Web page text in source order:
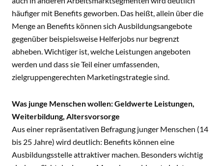
häufiger mit Benefits geworben. Das heißt, allein über die
Menge an Benefits können sich Ausbildungsangebote
gegenüber beispielsweise Helferjobs nur begrenzt
abheben. Wichtiger ist, welche Leistungen angeboten
werden und dass sie Teil einer umfassenden,
zielgruppengerechten Marketingstrategie sind.
Was junge Menschen wollen: Geldwerte Leistungen,
Weiterbildung, Altersvorsorge
Aus einer repräsentativen Befragung junger Menschen (14
bis 25 Jahre) wird deutlich: Benefits können eine
Ausbildungsstelle attraktiver machen. Besonders wichtig